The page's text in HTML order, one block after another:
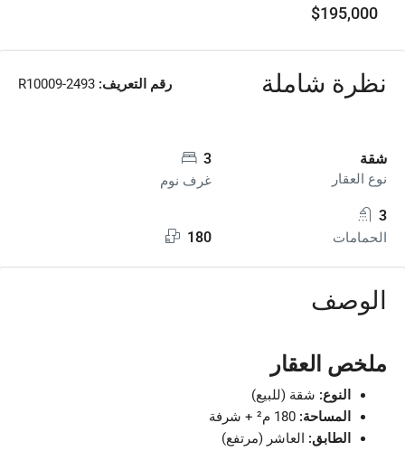
$195,000
نظرة شاملة رقم التعريف:
شقة
نوع العقار
3
غرف نوم
3
الحمامات 180
الوصف
ملخص العقار
النوع: شقة (للبيع)
المساحة:
الطابق: العاشر (مرتفع)